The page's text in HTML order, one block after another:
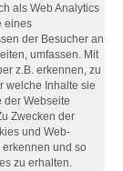
als Web Analytics
eines
der Besucher an
umfassen. Mit
z.B. erkennen, zu
welche Inhalte sie
der Webseite
Zwecken der
und Web-
und so
zu erhalten.